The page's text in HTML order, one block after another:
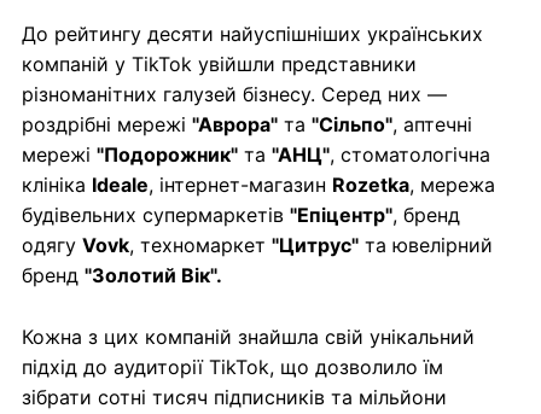
До рейтингу десяти найуспішніших українських
компаній у TikTok увійшли представники
різноманітних галузей бізнесу. Серед них —
роздрібні мережі "Аврора" та "Сільпо", аптечні
мережі "Подорожник" та "АНЦ", стоматологічна
клініка Ideale, інтернет-магазин Rozetka, мережа
будівельних супермаркетів "Епіцентр", бренд
одягу Vovk, техномаркет "Цитрус" та ювелірний
бренд "Золотий Вік".
Кожна з цих компаній знайшла свій унікальний
підхід до аудиторії TikTok, що дозволило їм
зібрати сотні тисяч підписників та мільйони